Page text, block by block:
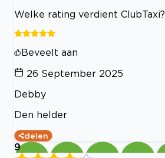
Welke rating verdient ClubTaxi?
Beveelt aan
26 September 2025
Debby
Den helder
delen
9